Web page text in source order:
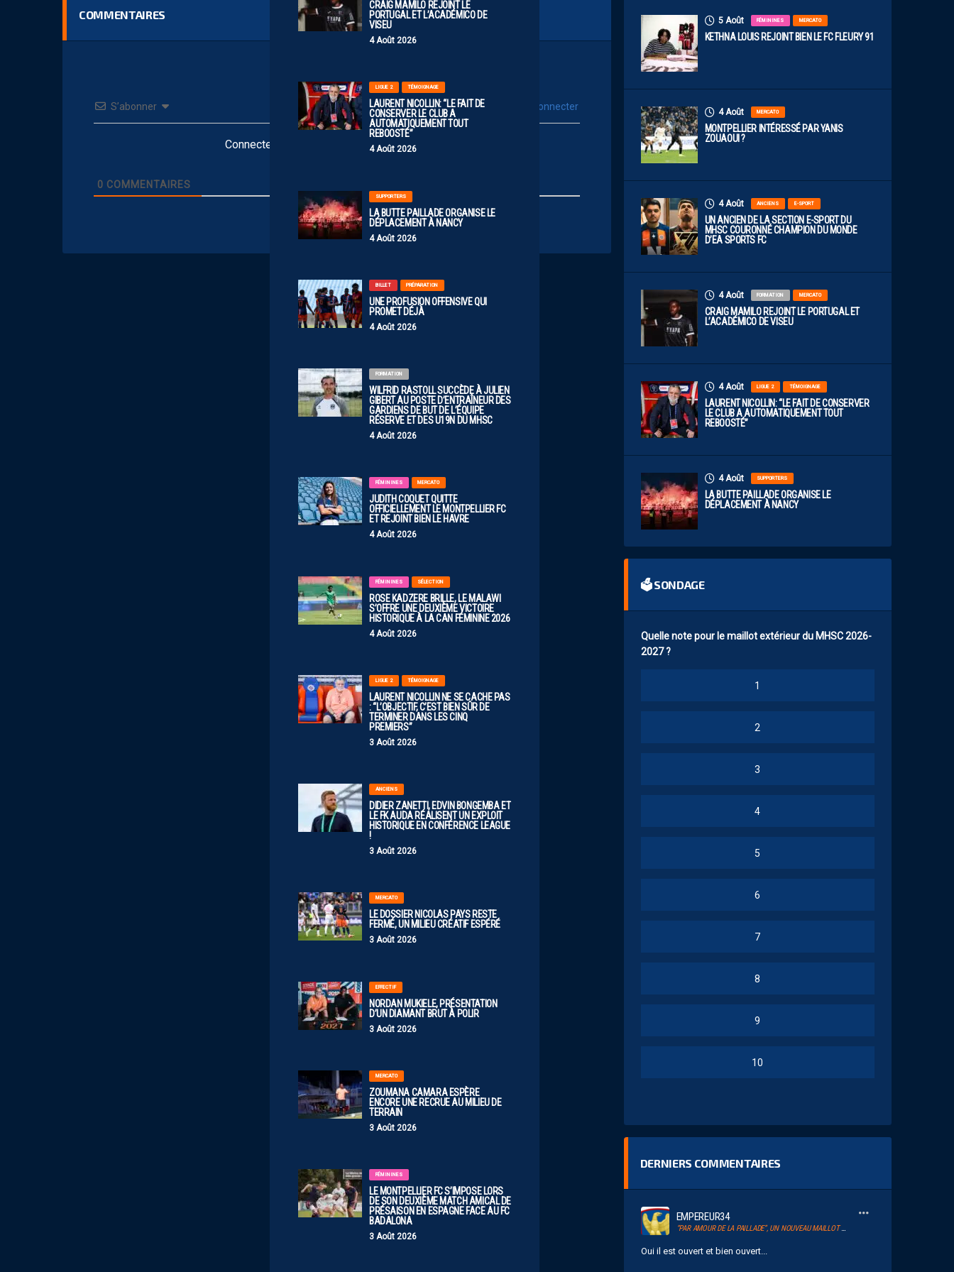
CRAIG MAMILO REJOINT LE
PORTUGAL ET L’ACADÉMICO DE
VISEU
4 Août 2026
LIGUE 2 TÉMOIGNAGE
LAURENT NICOLLIN: “LE FAIT DE
CONSERVER LE CLUB A
AUTOMATIQUEMENT TOUT
REBOOSTÉ”
4 Août 2026
SUPPORTERS
LA BUTTE PAILLADE ORGANISE LE
DÉPLACEMENT À NANCY
4 Août 2026
BILLET PRÉPARATION
UNE PROFUSION OFFENSIVE QUI
PROMET DÉJÀ
4 Août 2026
FORMATION
WILFRID RASTOLL SUCCÈDE À JULIEN
GIBERT AU POSTE D’ENTRAÎNEUR DES
GARDIENS DE BUT DE L’ÉQUIPE
RÉSERVE ET DES U19N DU MHSC
4 Août 2026
FÉMININES MERCATO
JUDITH COQUET QUITTE
OFFICIELLEMENT LE MONTPELLIER FC
ET REJOINT BIEN LE HAVRE
4 Août 2026
FÉMININES SÉLECTION
ROSE KADZERE BRILLE, LE MALAWI
S’OFFRE UNE DEUXIÈME VICTOIRE
HISTORIQUE À LA CAN FÉMININE 2026
4 Août 2026
LIGUE 2 TÉMOIGNAGE
LAURENT NICOLLIN NE SE CACHE PAS
: “L’OBJECTIF, C’EST BIEN SÛR DE
TERMINER DANS LES CINQ
PREMIERS”
3 Août 2026
ANCIENS
DIDIER ZANETTI, EDVIN BONGEMBA ET
LE FK AUDA RÉALISENT UN EXPLOIT
HISTORIQUE EN CONFÉRENCE LEAGUE
!
3 Août 2026
MERCATO
LE DOSSIER NICOLAS PAYS RESTE
FERMÉ, UN MILIEU CRÉATIF ESPÉRÉ
3 Août 2026
EFFECTIF
NORDAN MUKIELE, PRÉSENTATION
D’UN DIAMANT BRUT À POLIR
3 Août 2026
MERCATO
ZOUMANA CAMARA ESPÈRE
ENCORE UNE RECRUE AU MILIEU DE
TERRAIN
3 Août 2026
FÉMININES
LE MONTPELLIER FC S’IMPOSE LORS
DE SON DEUXIÈME MATCH AMICAL DE
PRÉSAISON EN ESPAGNE FACE AU FC
BADALONA
3 Août 2026
COMMENTAIRES
S’abonner Se connecter avec : vous connecter
Connectez-vous pour poster un commentaire
0 COMMENTAIRES
5 Août FÉMININES MERCATO
KETHNA LOUIS REJOINT BIEN LE FC FLEURY 91
4 Août MERCATO
MONTPELLIER INTÉRESSÉ PAR YANIS
ZOUAOUI ?
4 Août ANCIENS E-SPORT
UN ANCIEN DE LA SECTION E-SPORT DU
MHSC COURONNÉ CHAMPION DU MONDE
D’EA SPORTS FC
4 Août FORMATION MERCATO
CRAIG MAMILO REJOINT LE PORTUGAL ET
L’ACADÉMICO DE VISEU
4 Août LIGUE 2 TÉMOIGNAGE
LAURENT NICOLLIN: “LE FAIT DE CONSERVER
LE CLUB A AUTOMATIQUEMENT TOUT
REBOOSTÉ”
4 Août SUPPORTERS
LA BUTTE PAILLADE ORGANISE LE
DÉPLACEMENT À NANCY
🗳 SONDAGE
Quelle note pour le maillot extérieur du MHSC 2026-
2027 ?
1
2
3
4
5
6
7
8
9
10
DERNIERS COMMENTAIRES
EMPEREUR34
“PAR AMOUR DE LA PAILLADE”, UN NOUVEAU MAILLOT POUR LE MHSC
Oui il est ouvert et bien ouvert...